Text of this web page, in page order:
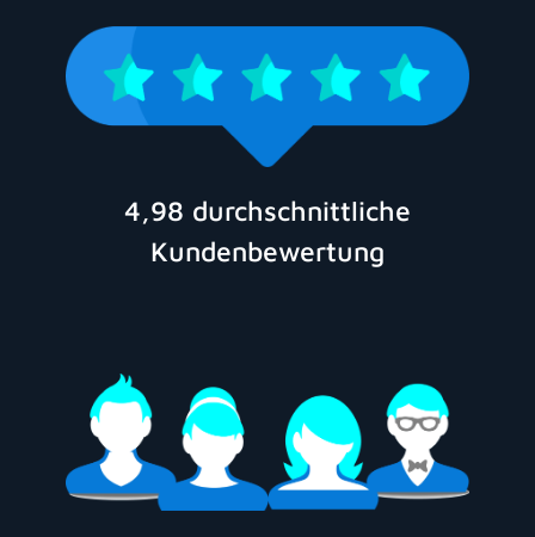
4,98 durchschnittliche
Kundenbewertung